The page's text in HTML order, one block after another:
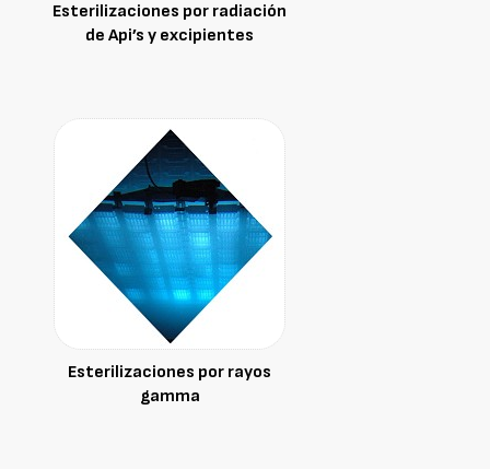
Esterilizaciones por radiación
de Api’s y excipientes
Esterilizaciones por rayos
gamma